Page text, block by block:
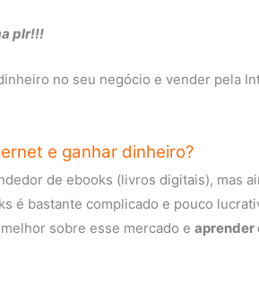
plr!!!
no seu negócio e vender pela
e ganhar dinheiro?
de ebooks (livros digitais), mas
é bastante complicado e pouco
sobre esse mercado e aprender